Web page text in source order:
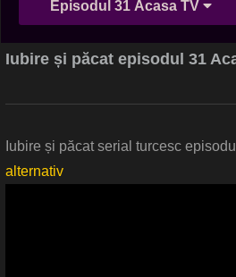
Episodul 31 Acasa TV
Iubire și păcat episodul 31
Iubire și păcat serial turcesc
alternativ